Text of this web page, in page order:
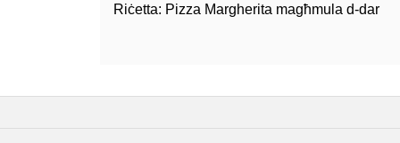
Riċetta: Pizza Margherita magħmula d-dar